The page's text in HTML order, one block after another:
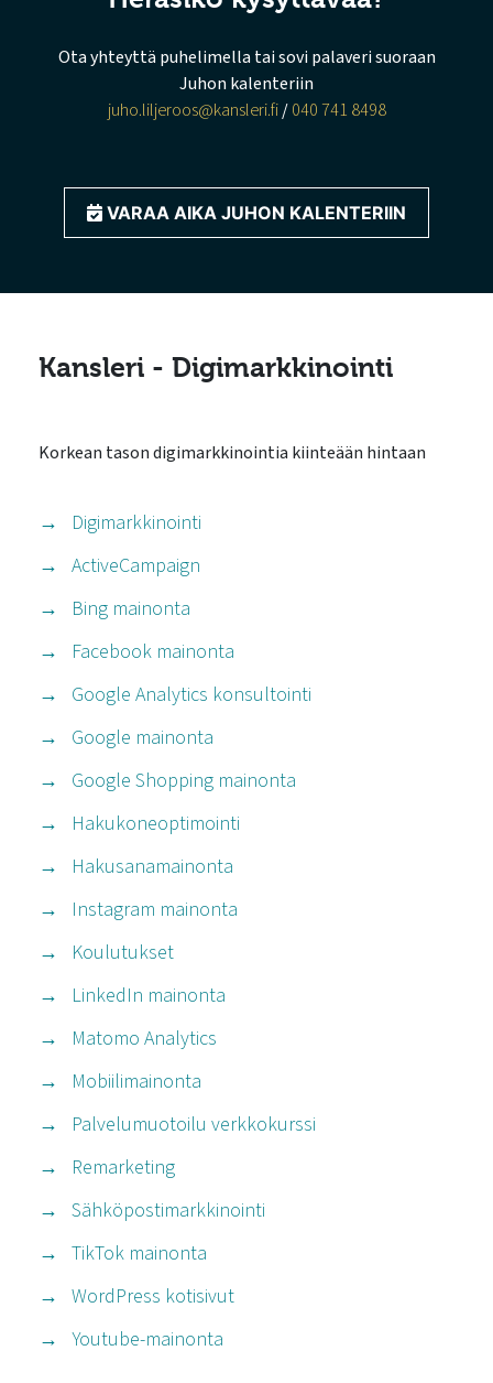
Ota yhteyttä puhelimella tai sovi palaveri suoraan
Juhon kalenteriin
juho.liljeroos@kansleri.fi/040 741 8498
VARAA AIKA JUHON KALENTERIIN
Kansleri - Digimarkkinointi
Korkean tason digimarkkinointia kiinteään hintaan
Digimarkkinointi
ActiveCampaign
Bing mainonta
Facebook mainonta
Google Analytics konsultointi
Google mainonta
Google Shopping mainonta
Hakukoneoptimointi
Hakusanamainonta
Instagram mainonta
Koulutukset
LinkedIn mainonta
Matomo Analytics
Mobiilimainonta
Palvelumuotoilu verkkokurssi
Remarketing
Sähköpostimarkkinointi
TikTok mainonta
WordPress kotisivut
Youtube-mainonta